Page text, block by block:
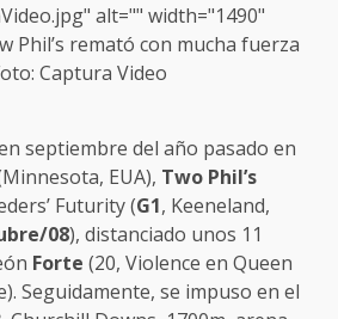
alt="" width="1490"
Phil’s remató con mucha fuerza
Captura Video
septiembre del año pasado en
EUA), Two Phil’s
Futurity (G1, Keeneland,
08), distanciado unos 11
Forte (20, Violence en Queen
Seguidamente, se impuso en el